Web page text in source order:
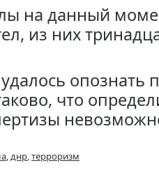
на данный
из них
опознать
что
,днр,терроризм